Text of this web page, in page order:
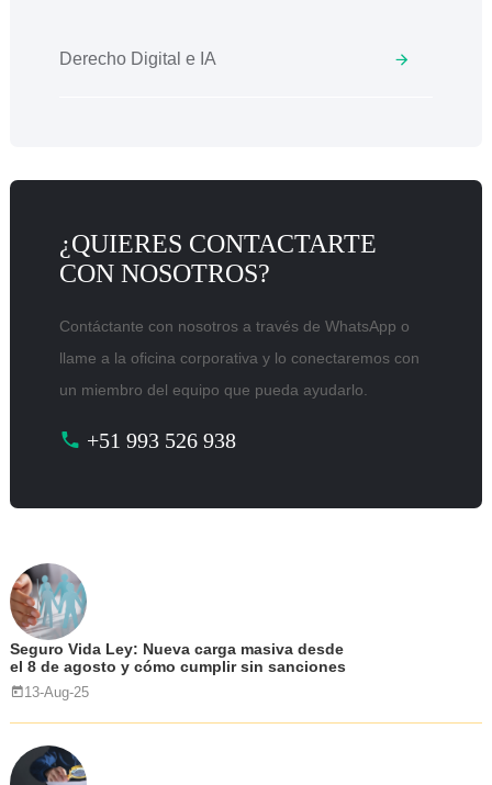
Derecho Digital e IA
¿QUIERES CONTACTARTE
CON NOSOTROS?
Contáctante con nosotros a través de WhatsApp o
llame a la oficina corporativa y lo conectaremos con
un miembro del equipo que pueda ayudarlo.
+51 993 526 938
Seguro Vida Ley: Nueva carga masiva desde
el 8 de agosto y cómo cumplir sin sanciones
13-Aug-25